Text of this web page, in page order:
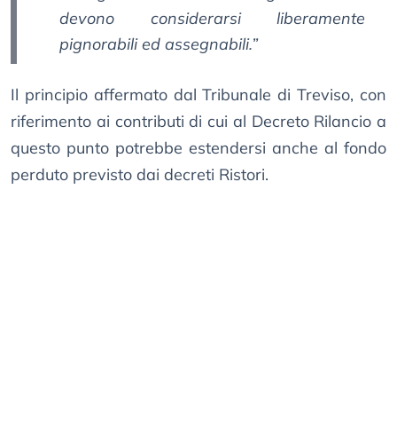
devono considerarsi liberamente
pignorabili ed assegnabili.”
Il principio affermato dal Tribunale di Treviso, con
riferimento ai contributi di cui al Decreto Rilancio a
questo punto potrebbe estendersi anche al fondo
perduto previsto dai decreti Ristori.